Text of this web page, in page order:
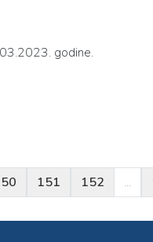
godine.
151 152 ...